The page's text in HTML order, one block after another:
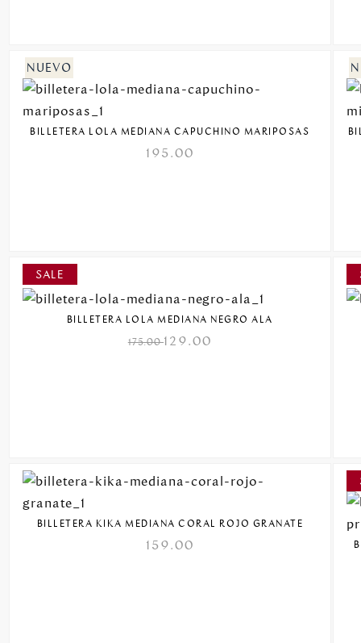
BILLETERA LOLA MEDIANA CAPUCHINO MARIPOSAS
195.00
BILLETERA LOLA MEDIANA NEGRO ALA
175.00129.00
BILLETERA KIKA MEDIANA CORAL ROJO GRANATE
159.00